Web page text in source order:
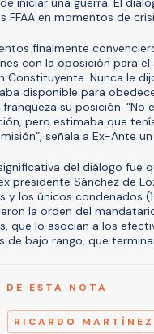
FFAA en momentos de
finalmente
con la oposición para
Constituyente. Nunca le
disponible para
su posición. “No
pero estimaba que
señala a Ex-Ante
del diálogo fue
presidente Sánchez de
y los únicos condenados
la orden del
que lo asocian a los
de bajo rango, que
DE ESTA NOTA
RICARDO MARTÍNEZ